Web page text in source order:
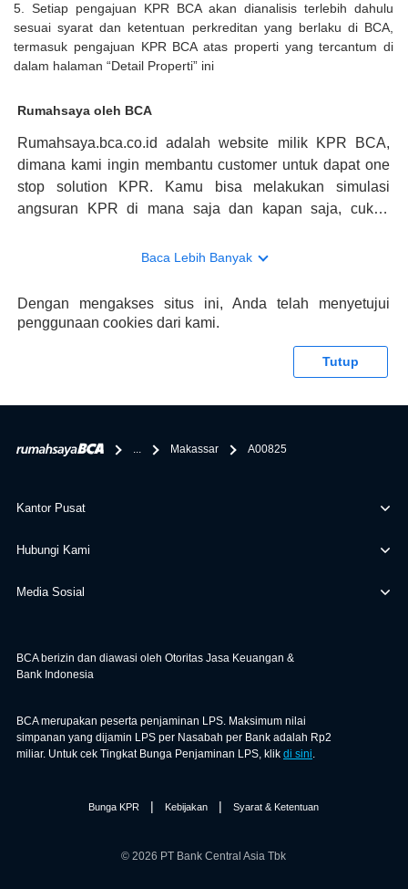
5. Setiap pengajuan KPR BCA akan dianalisis terlebih dahulu
sesuai syarat dan ketentuan perkreditan yang berlaku di BCA,
termasuk pengajuan KPR BCA atas properti yang tercantum di
dalam halaman “Detail Properti” ini
Rumahsaya oleh BCA
Rumahsaya.bca.co.id adalah website milik KPR BCA,
dimana kami ingin membantu customer untuk dapat one
stop solution KPR. Kamu bisa melakukan simulasi
angsuran KPR di mana saja dan kapan saja, cukup
konsultasi mengenai KPR, maka ada layanan live chat
memberikan keuntungan yang berlipat, persyaratan
pengajuan KPR BCA juga sangat mudah, kamu bisa cek
tentang properti disini BCA hanya sebagai pihak
bertanggung jawab terhadap informasi yang rekanan
Baca Lebih Banyak
Dengan mengakses situs ini, Anda telah menyetujui
penggunaan cookies dari kami.
Tutup
... Makassar A00825
Kantor Pusat
Hubungi Kami
Media Sosial
BCA berizin dan diawasi oleh Otoritas Jasa Keuangan &
Bank Indonesia
BCA merupakan peserta penjaminan LPS. Maksimum nilai
simpanan yang dijamin LPS per Nasabah per Bank adalah Rp2
miliar. Untuk cek Tingkat Bunga Penjaminan LPS, klik di sini.
Bunga KPR | Kebijakan | Syarat & Ketentuan
© 2026 PT Bank Central Asia Tbk